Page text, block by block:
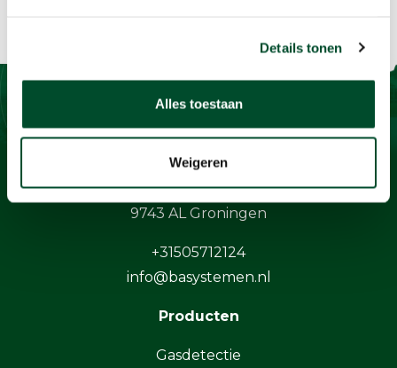
Details tonen
Alles toestaan
Weigeren
Contact
BaSystemen BV
Protonstraat 13G
9743 AL Groningen
+31505712124
info@basystemen.nl
Producten
Gasdetectie